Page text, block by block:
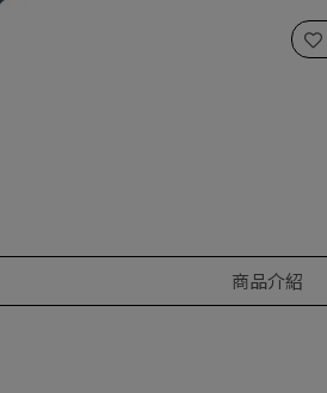
商品介紹